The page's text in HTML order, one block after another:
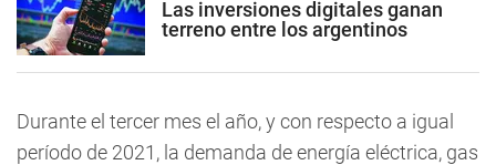
Las inversiones digitales ganan
terreno entre los argentinos
Durante el tercer mes el año, y con respecto a igual
período de 2021, la demanda de energía eléctrica, gas